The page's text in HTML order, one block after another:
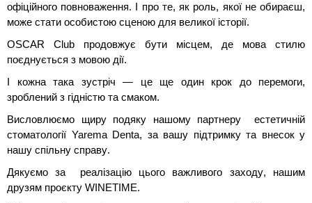
офіційного повноваження. І про те, як роль, якої не обираєш,
може стати особистою сценою для великої історії.
OSCAR Club продовжує бути місцем, де мова стилю
поєднується з мовою дії.
І кожна така зустріч — це ще один крок до перемоги,
зроблений з гідністю та смаком.
Висловлюємо щиру подяку нашому партнеру естетичній
стоматології Yarema Denta, за вашу підтримку та внесок у
нашу спільну справу.
Дякуємо за реалізацію цього важливого заходу, нашим
друзям проєкту WINETIME.